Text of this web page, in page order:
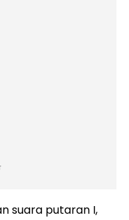
suara putaran I,